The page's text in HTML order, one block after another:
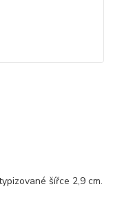
šířce 2,9 cm.